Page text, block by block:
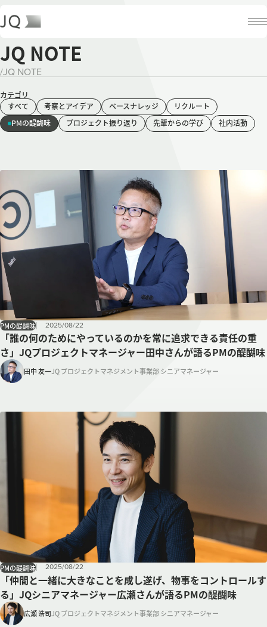
JQ NOTE
/JQ NOTE
カテゴリ
すべて
考察とアイデア ベースナレッジ
リクルート
PMの醍醐味
プロジェクト振り返り 先輩からの学び 社内活動
「誰の何のためにやっているのかを常に追求できる責任の重
さ」JQプロジェクトマネージャー田中さんが語るPMの醍醐味
PMの醍醐味 2025/08/22
田中 友一JQ プロジェクトマネジメント事業部 シニアマネージャー
「仲間と一緒に大きなことを成し遂げ、物事をコントロールす
る」JQシニアマネージャー広瀬さんが語るPMの醍醐味
PMの醍醐味 2025/08/22
広瀬 浩司JQ プロジェクトマネジメント事業部 シニアマネージャー